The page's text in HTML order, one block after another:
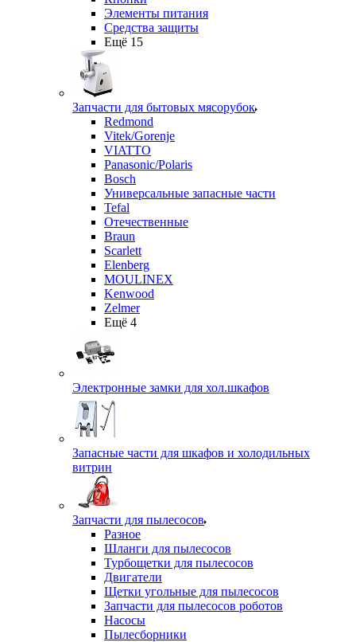
Элементы питания
Средства защиты
Ещё 15
Запчасти для бытовых мясорубок
Redmond
Vitek/Gorenje
VIATTO
Panasonic/Polaris
Bosch
Универсальные запасные части
Tefal
Отечественные
Braun
Scarlett
Elenberg
MOULINEX
Kenwood
Zelmer
Ещё 4
Электронные замки для хол.шкафов
Запасные части для шкафов и холодильных
витрин
Запчасти для пылесосов
Разное
Шланги для пылесосов
Турбощетки для пылесосов
Двигатели
Щетки угольные для пылесосов
Запчасти для пылесосов роботов
Насосы
Пылесборники